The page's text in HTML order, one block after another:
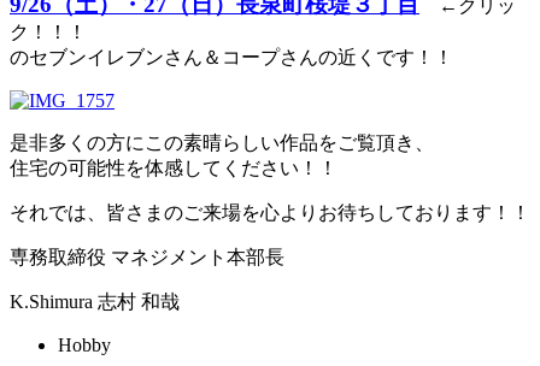
←クリッ
ク！！！
のセブンイレブンさん＆コープさんの近くです！！
是非多くの方にこの素晴らしい作品をご覧頂き、
住宅の可能性を体感してください！！
それでは、皆さまのご来場を心よりお待ちしております！！
専務取締役 マネジメント本部長
K.Shimura 志村 和哉
Hobby